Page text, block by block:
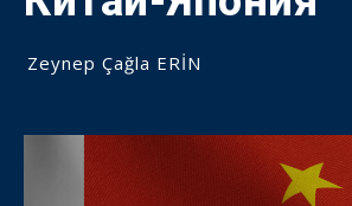
Zeynep Çağla ERİN